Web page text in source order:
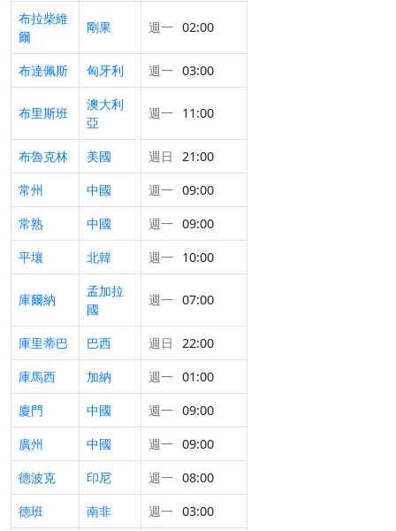
布拉柴維
爾
剛果 週一 02:00
布達佩斯 匈牙利 週一 03:00
布里斯班
澳大利
亞
週一 11:00
布魯克林 美國 週日
21:00
常州
中國 週一 09:00
常熟
中國 週一 09:00
平壤
北韓 週一 10:00
庫爾納
孟加拉
國
週一 07:00
庫里蒂巴 巴西 週日
22:00
庫馬西
加納 週一 01:00
廈門
中國 週一 09:00
廣州
中國 週一 09:00
德波克
印尼 週一 08:00
德班
南非 週一 03:00